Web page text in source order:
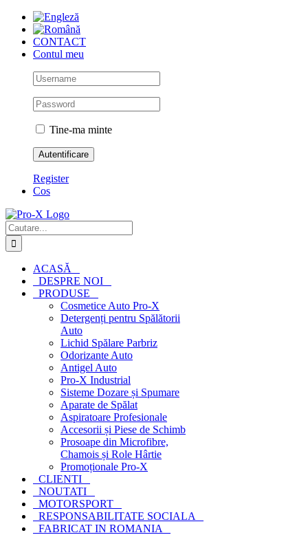
Skip
contentCONTACT
Contul meu
Tine-ma minte
Register
Cos
Cautare...
ACASĂ
DESPRE NOI
PRODUSE
Cosmetice Auto Pro-X
Detergenți pentru Spălătorii
Auto
Lichid Spălare Parbriz
Odorizante Auto
Antigel Auto
Pro-X Industrial
Sisteme Dozare și Spumare
Aparate de Spălat
Aspiratoare Profesionale
Accesorii și Piese de Schimb
Prosoape din Microfibre,
Chamois și Role Hârtie
Promoționale Pro-X
CLIENTI
NOUTATI
MOTORSPORT
RESPONSABILITATE SOCIALA
FABRICAT IN ROMANIA